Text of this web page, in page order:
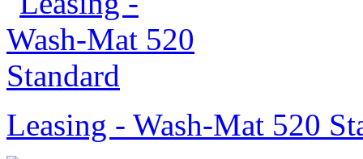
Leasing - Wash-Mat 520